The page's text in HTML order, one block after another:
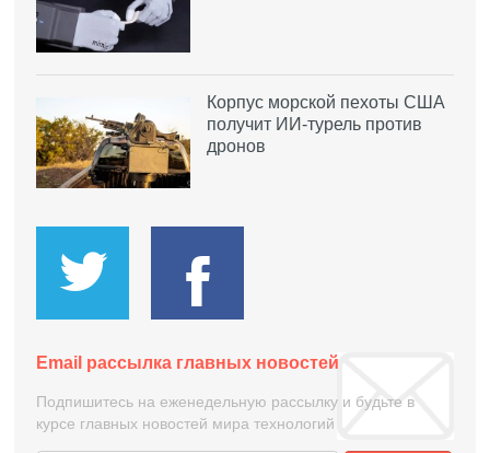
Корпус морской пехоты США
получит ИИ-турель против
дронов
Email рассылка главных новостей
Подпишитесь на еженедельную рассылку и будьте в
курсе главных новостей мира технологий